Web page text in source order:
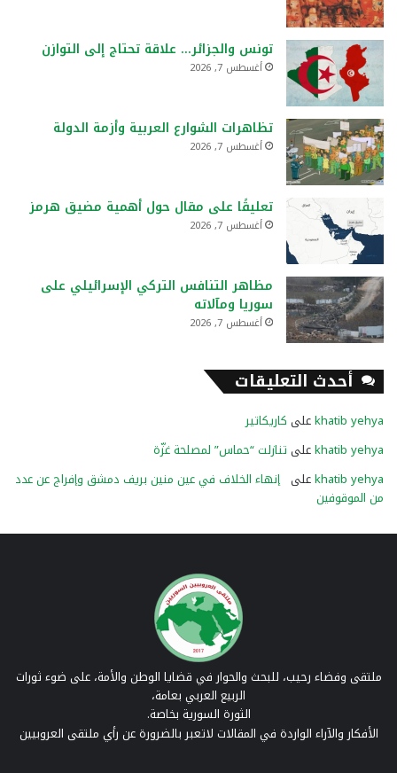
تونس والجزائر… علاقة تحتاج إلى التوازن
أغسطس 7, 2026
تظاهرات الشوارع العربية وأزمة الدولة
أغسطس 7, 2026
تعليقًا على مقال حول أهمية مضيق هرمز
أغسطس 7, 2026
مظاهر التنافس التركي الإسرائيلي على
سوريا ومآلاته
أغسطس 7, 2026
أحدث التعليقات
khatib yehyaعلى كاريكاتير
khatib yehyaعلى تنازلت “حماس” لمصلحة غزّة
khatib yehyaعلى إنهاء الخلاف في عين منين بريف دمشق وإفراج عن عدد
من الموقوفين
ملتقى وفضاء رحيب، للبحث والحوار في قضايا الوطن والأمة، على ضوء ثورات
الربيع العربي بعامة،
الثورة السورية بخاصة.
الأفكار والآراء الواردة في المقالات لاتعبر بالضرورة عن رأي ملتقى العروبيين